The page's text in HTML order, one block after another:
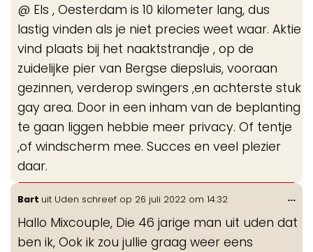
@ Els , Oesterdam is 10 kilometer lang, dus
lastig vinden als je niet precies weet waar. Aktie
vind plaats bij het naaktstrandje , op de
zuidelijke pier van Bergse diepsluis, vooraan
gezinnen, verderop swingers ,en achterste stuk
gay area. Door in een inham van de beplanting
te gaan liggen hebbie meer privacy. Of tentje
,of windscherm mee. Succes en veel plezier
daar.
Bart uit Uden schreef op 26 juli 2022 om 14:32
Hallo Mixcouple, Die 46 jarige man uit uden dat
ben ik, Ook ik zou jullie graag weer eens
...